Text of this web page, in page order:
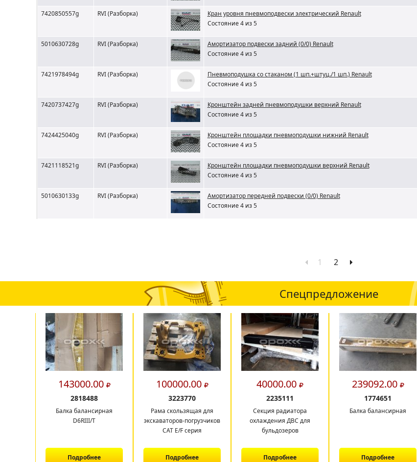
7420850557g RVI (Разборка)
Кран уровня пневмоподвески электрический Renault
Состояние 4 из 5
5010630728g RVI (Разборка)
Амортизатор подвески задний (0/0) Renault
Состояние 4 из 5
7421978494g RVI (Разборка)
Пневмоподушка со стаканом (1 шп.+штуц./1 шп.) Renault
Состояние 4 из 5
7420737427g RVI (Разборка)
Кронштейн задней пневмоподушки верхний Renault
Состояние 4 из 5
7424425040g RVI (Разборка)
Кронштейн площадки пневмоподушки нижний Renault
Состояние 4 из 5
7421118521g RVI (Разборка)
Кронштейн площадки пневмоподушки верхний Renault
Состояние 4 из 5
5010630133g RVI (Разборка)
Амортизатор передней подвески (0/0) Renault
Состояние 4 из 5
1 2
Спецпредложение
143000.00
2818488
Балка балансирная
D6RIII/T
Подробнее
100000.00
3223770
Рама скользящая для
экскаваторов-погрузчиков
CAT E/F серия
Подробнее
40000.00
2235111
Секция радиатора
охлаждения ДВС для
бульдозеров
Подробнее
239092.00
1774651
Балка балансирная
Подробнее